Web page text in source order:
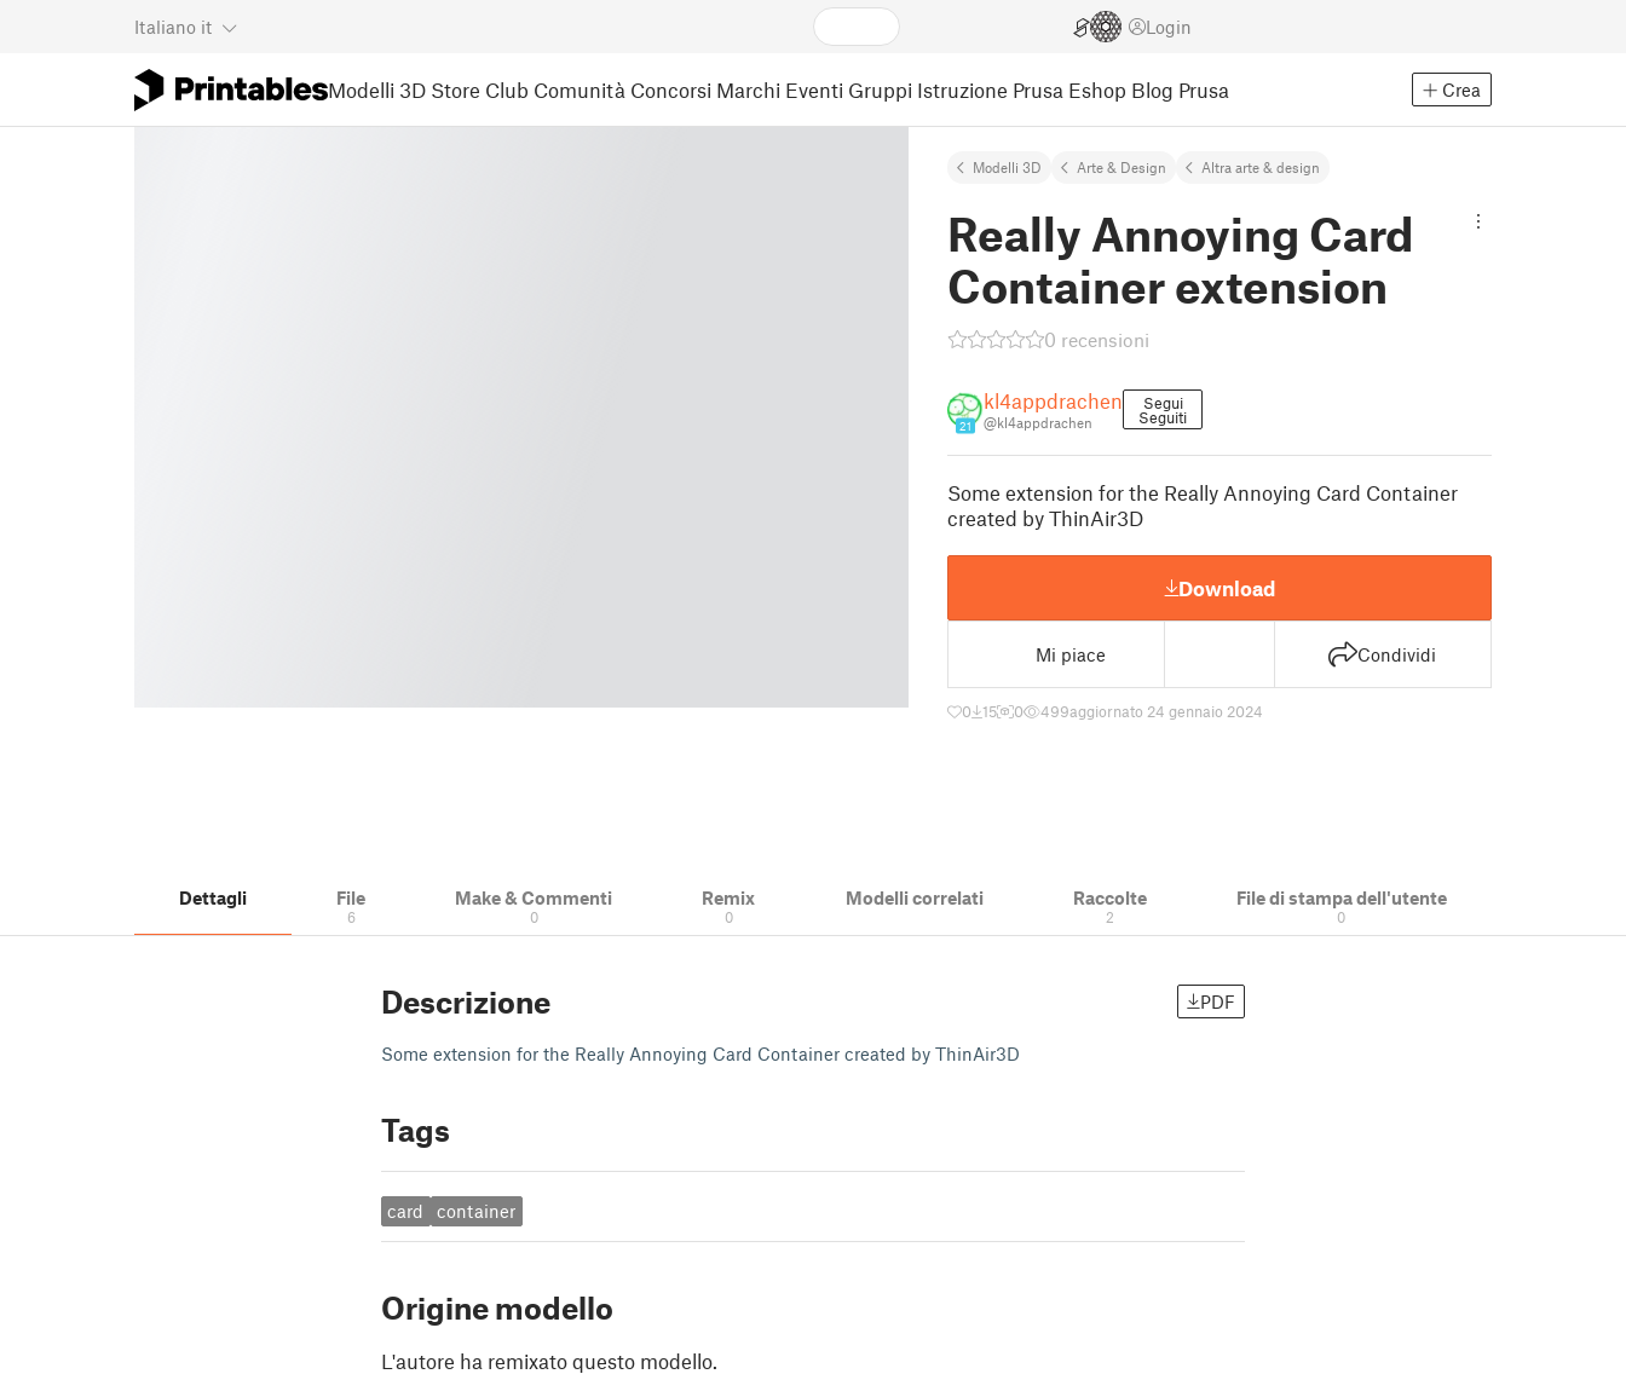
Italiano it Login
Modelli 3D Store Club Comunità Concorsi Marchi Eventi Gruppi Istruzione Prusa Eshop Blog Prusa Crea
Modelli 3D Arte & Design Altra arte & design
Really Annoying Card
Container extension
0 recensioni
21
kl4appdrachen
@kl4appdrachen
Segui
Seguiti
Some extension for the Really Annoying Card Container
created by ThinAir3D
Download
Mi piace Condividi
0 15 0 499aggiornato 24 gennaio 2024
Dettagli File
6
Make & Commenti
0
Remix
0
Modelli correlati Raccolte
2
File di stampa dell'utente
0
Descrizione PDF
Some extension for the Really Annoying Card Container created by ThinAir3D
Tags
card container
Origine modello
L'autore ha remixato questo modello.